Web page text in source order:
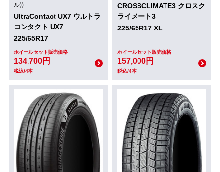
ル))
UltraContact UX7 ウルトラ
コンタクト UX7
225/65R17
ホイールセット販売価格
134,700円
税込/4本
CROSSCLIMATE3 クロスク
ライメート3
225/65R17 XL
ホイールセット販売価格
157,000円
税込/4本